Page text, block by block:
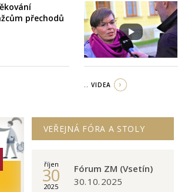
přechodů
.. VIDEA
VEŘEJNÁ FÓRA A STOLY
říjen
30
2025
Fórum ZM (Vsetín)
30. 10. 2025